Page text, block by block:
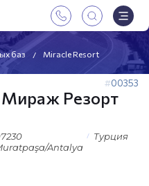
баз Miracle Resort
00353
Резорт
Antalya
Турция